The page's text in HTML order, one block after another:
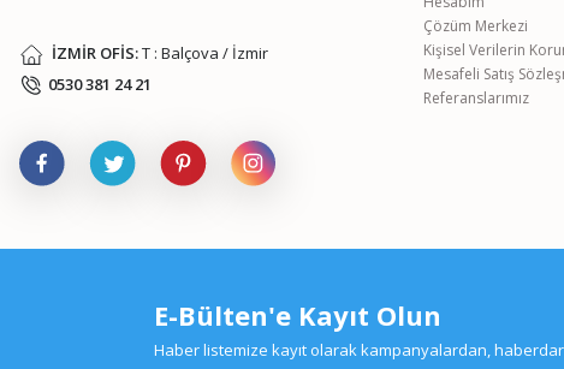
İZMİR OFİS:T : Balçova / İzmir
0530 381 24 21
Çözüm Merkezi
Kişisel Verilerin
Mesafeli Satış
Referanslarımız
E-Bülten'e Kayıt Olun
Haber listemize kayıt olarak kampanyalardan,